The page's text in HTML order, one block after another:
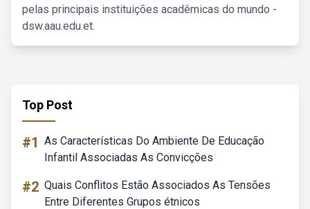
pelas principais instituições acadêmicas do mundo -
dsw.aau.edu.et.
Top Post
#1 As Características Do Ambiente De Educação
Infantil Associadas As Convicções
#2 Quais Conflitos Estão Associados As Tensões
Entre Diferentes Grupos étnicos